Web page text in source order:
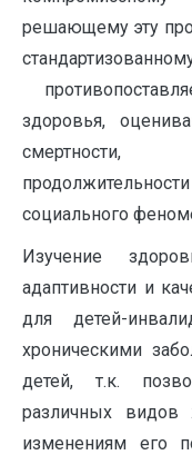
решающему эту
здоровья,
смертности,
социального
Изучение
адаптивности и
для детей-
хроническими
детей, т.к.
различных видов
изменениям его